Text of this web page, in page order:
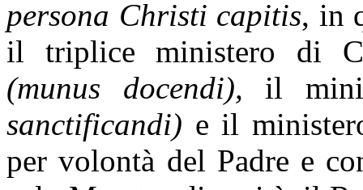
persona Christi capitis, in
il triplice ministero di
(munus docendi), il
sanctificandi) e il
per volontà del Padre e